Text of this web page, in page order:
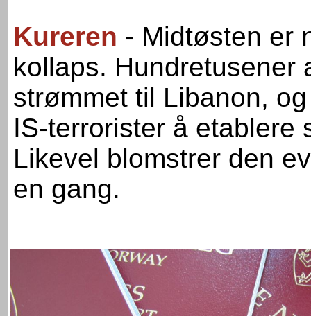
Kureren - Midtøsten er
kollaps. Hundretusener
strømmet til Libanon,
IS-terrorister å etablere
Likevel blomstrer den
en gang.